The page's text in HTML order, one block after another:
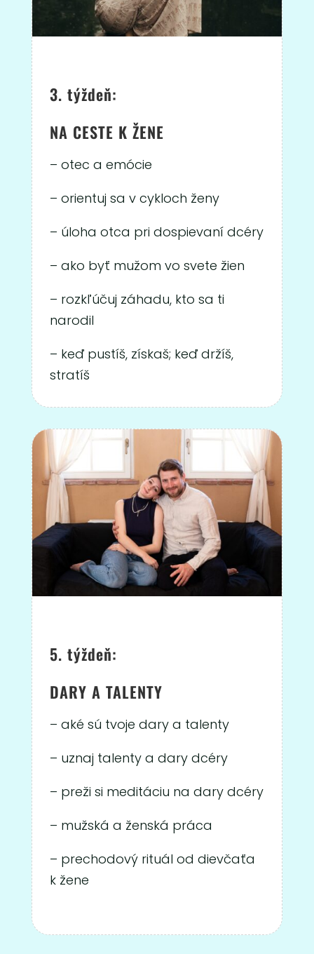
3. týždeň:
NA CESTE K ŽENE
– otec a emócie
– orientuj sa v cykloch ženy
– úloha otca pri dospievaní dcéry
– ako byť mužom vo svete žien
– rozkľúčuj záhadu, kto sa ti
narodil
– keď pustíš, získaš; keď držíš,
stratíš
5. týždeň:
DARY A TALENTY
– aké sú tvoje dary a talenty
– uznaj talenty a dary dcéry
– preži si meditáciu na dary dcéry
– mužská a ženská práca
– prechodový rituál od dievčaťa
k žene